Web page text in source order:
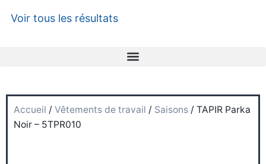
Voir tous les résultats
Accueil / Vêtements de travail / Saisons / TAPIR Parka
Noir – 5TPR010